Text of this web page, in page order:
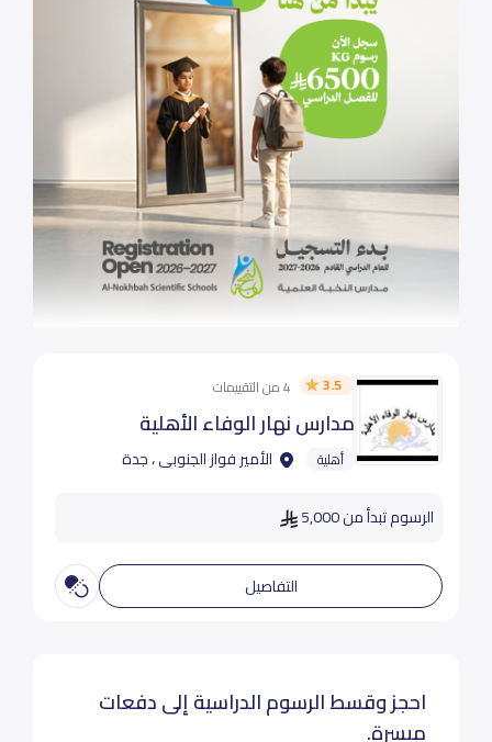
3.5 4 من التقييمات
مدارس نهار الوفاء الأهلية
أهلية الأمير فواز الجنوبى ، جدة
الرسوم تبدأ من 5,000
التفاصيل
احجز وقسط الرسوم الدراسية إلى دفعات
ميسرة.